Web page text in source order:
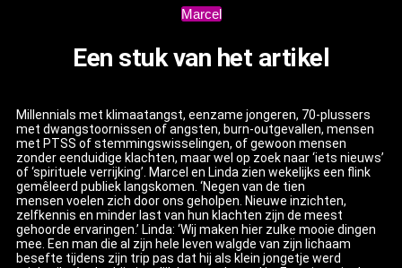
Marcel
Een stuk van het artikel
Millennials met klimaatangst, eenzame jongeren, 70-plussers
met dwangstoornissen of angsten, burn-outgevallen, mensen
met PTSS of stemmingswisselingen, of gewoon mensen
zonder eenduidige klachten, maar wel op zoek naar ‘iets nieuws’
of ‘spirituele verrijking’. Marcel en Linda zien wekelijks een flink
gemêleerd publiek langskomen. ‘Negen van de tien
mensen voelen zich door ons geholpen. Nieuwe inzichten,
zelfkennis en minder last van hun klachten zijn de meest
gehoorde ervaringen.’ Linda: ‘Wij maken hier zulke mooie dingen
mee. Een man die al zijn hele leven walgde van zijn lichaam
besefte tijdens zijn trip pas dat hij als klein jongetje werd